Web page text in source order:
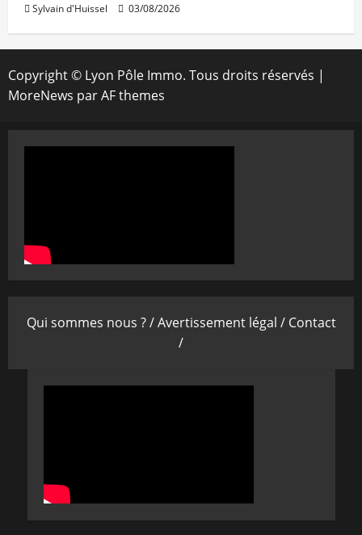
Sylvain d'Huissel 03/08/2026
Copyright © Lyon Pôle Immo. Tous droits réservés |
MoreNews par AF themes
Qui sommes nous ? /Avertissement légal / Contact
/